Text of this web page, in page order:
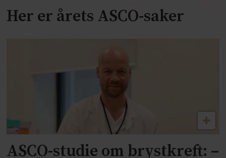
Her er årets ASCO-saker
ASCO-studie om brystkreft: –